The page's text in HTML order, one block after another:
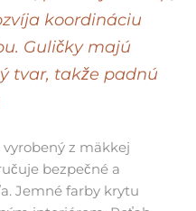
koordináciu
Guličky majú
tvar, takže padnú
z mäkkej
bezpečné a
Jemné farby krytu